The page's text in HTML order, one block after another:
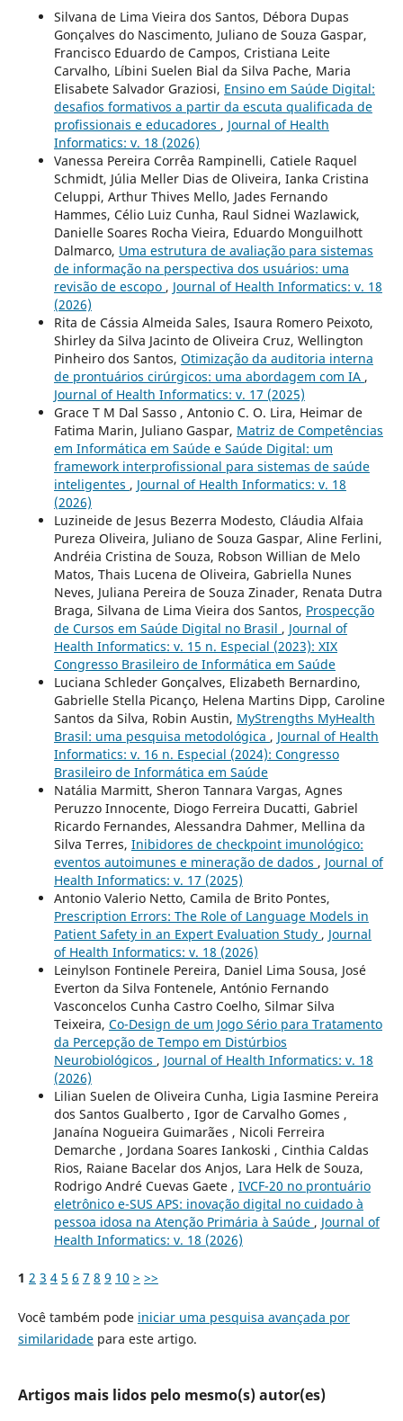
Silvana de Lima Vieira dos Santos, Débora Dupas
Gonçalves do Nascimento, Juliano de Souza Gaspar,
Francisco Eduardo de Campos, Cristiana Leite
Carvalho, Líbini Suelen Bial da Silva Pache, Maria
Elisabete Salvador Graziosi, Ensino em Saúde Digital:
desafios formativos a partir da escuta qualificada de
profissionais e educadores , Journal of Health
Informatics: v. 18 (2026)
Vanessa Pereira Corrêa Rampinelli, Catiele Raquel
Schmidt, Júlia Meller Dias de Oliveira, Ianka Cristina
Celuppi, Arthur Thives Mello, Jades Fernando
Hammes, Célio Luiz Cunha, Raul Sidnei Wazlawick,
Danielle Soares Rocha Vieira, Eduardo Monguilhott
Dalmarco, Uma estrutura de avaliação para sistemas
de informação na perspectiva dos usuários: uma
revisão de escopo , Journal of Health Informatics: v. 18
(2026)
Rita de Cássia Almeida Sales, Isaura Romero Peixoto,
Shirley da Silva Jacinto de Oliveira Cruz, Wellington
Pinheiro dos Santos, Otimização da auditoria interna
de prontuários cirúrgicos: uma abordagem com IA ,
Journal of Health Informatics: v. 17 (2025)
Grace T M Dal Sasso , Antonio C. O. Lira, Heimar de
Fatima Marin, Juliano Gaspar, Matriz de Competências
em Informática em Saúde e Saúde Digital: um
framework interprofissional para sistemas de saúde
inteligentes , Journal of Health Informatics: v. 18
(2026)
Luzineide de Jesus Bezerra Modesto, Cláudia Alfaia
Pureza Oliveira, Juliano de Souza Gaspar, Aline Ferlini,
Andréia Cristina de Souza, Robson Willian de Melo
Matos, Thais Lucena de Oliveira, Gabriella Nunes
Neves, Juliana Pereira de Souza Zinader, Renata Dutra
Braga, Silvana de Lima Vieira dos Santos, Prospecção
de Cursos em Saúde Digital no Brasil , Journal of
Health Informatics: v. 15 n. Especial (2023): XIX
Congresso Brasileiro de Informática em Saúde
Luciana Schleder Gonçalves, Elizabeth Bernardino,
Gabrielle Stella Picanço, Helena Martins Dipp, Caroline
Santos da Silva, Robin Austin, MyStrengths MyHealth
Brasil: uma pesquisa metodológica , Journal of Health
Informatics: v. 16 n. Especial (2024): Congresso
Brasileiro de Informática em Saúde
Natália Marmitt, Sheron Tannara Vargas, Agnes
Peruzzo Innocente, Diogo Ferreira Ducatti, Gabriel
Ricardo Fernandes, Alessandra Dahmer, Mellina da
Silva Terres, Inibidores de checkpoint imunológico:
eventos autoimunes e mineração de dados , Journal of
Health Informatics: v. 17 (2025)
Antonio Valerio Netto, Camila de Brito Pontes,
Prescription Errors: The Role of Language Models in
Patient Safety in an Expert Evaluation Study , Journal
of Health Informatics: v. 18 (2026)
Leinylson Fontinele Pereira, Daniel Lima Sousa, José
Everton da Silva Fontenele, António Fernando
Vasconcelos Cunha Castro Coelho, Silmar Silva
Teixeira, Co-Design de um Jogo Sério para Tratamento
da Percepção de Tempo em Distúrbios
Neurobiológicos , Journal of Health Informatics: v. 18
(2026)
Lilian Suelen de Oliveira Cunha, Ligia Iasmine Pereira
dos Santos Gualberto , Igor de Carvalho Gomes ,
Janaína Nogueira Guimarães , Nicoli Ferreira
Demarche , Jordana Soares Iankoski , Cinthia Caldas
Rios, Raiane Bacelar dos Anjos, Lara Helk de Souza,
Rodrigo André Cuevas Gaete , IVCF-20 no prontuário
eletrônico e-SUS APS: inovação digital no cuidado à
pessoa idosa na Atenção Primária à Saúde , Journal of
Health Informatics: v. 18 (2026)
1 2 3 4 5 6 7 8 9 10 > >>
Você também pode iniciar uma pesquisa avançada por
similaridadepara este artigo.
Artigos mais lidos pelo mesmo(s) autor(es)